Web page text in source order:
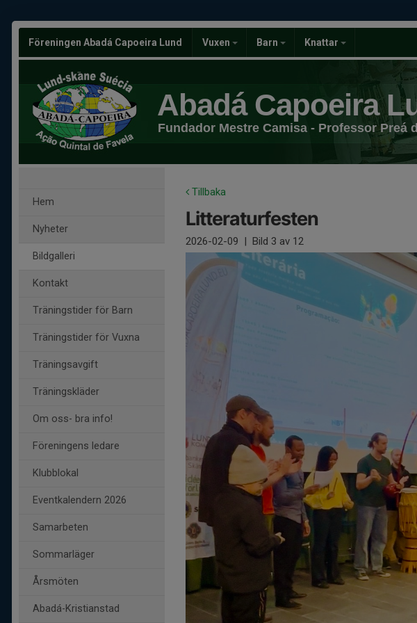
Föreningen Abadá Capoeira Lund Vuxen Barn Knattar
Abadá Capoeira
Fundador Mestre Camisa - Professor Preá
Hem
Nyheter
Bildgalleri
Kontakt
Träningstider för Barn
Träningstider för Vuxna
Träningsavgift
Träningskläder
Om oss- bra info!
Föreningens ledare
Klubblokal
Eventkalendern 2026
Samarbeten
Sommarläger
Årsmöten
Abadá-Kristianstad
Tillbaka
Litteraturfesten
2026-02-09 | Bild 3 av 12